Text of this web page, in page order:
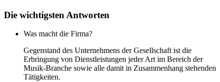
Die wichtigsten Antworten
Was macht die Firma?
Gegenstand des Unternehmens der Gesellschaft ist die
Erbringung von Dienstleistungen jeder Art im Bereich der
Musik-Branche sowie alle damit in Zusammenhang stehenden
Tätigkeiten.